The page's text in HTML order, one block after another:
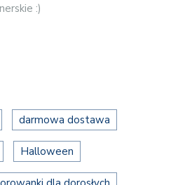
:)
darmowa dostawa
Halloween